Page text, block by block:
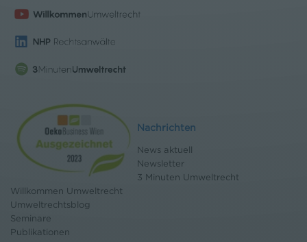
Nachrichten
News aktuell
Newsletter
3 Minuten Umweltrecht
Willkommen Umweltrecht
Umweltrechtsblog
Seminare
Publikationen